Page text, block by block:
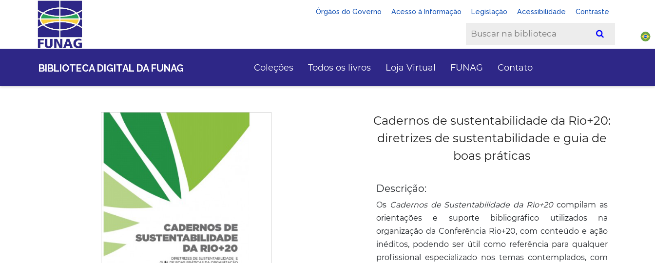
Órgãos do Governo Acesso à Informação Legislação Acessibilidade Contraste
BIBLIOTECA DIGITAL DA FUNAG Coleções Todos os livros Loja Virtual FUNAG Contato
Cadernos de sustentabilidade da Rio+20:
diretrizes de sustentabilidade e guia de
boas práticas
Descrição:
Os Cadernos de Sustentabilidade da Rio+20compilam as
orientações e suporte bibliográfico utilizados na
organização da Conferência Rio+20, com conteúdo e ação
inéditos, podendo ser útil como referência para qualquer
profissional especializado nos temas contemplados, com